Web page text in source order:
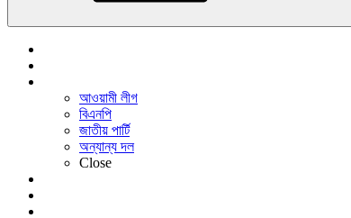
আওয়ামী লীগ
বিএনপি
জাতীয় পার্টি
অন্যান্য দল
Close